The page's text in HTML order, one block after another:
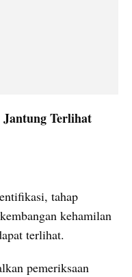
Terlihat
tahap
kehamilan
terlihat.
pemeriksaan